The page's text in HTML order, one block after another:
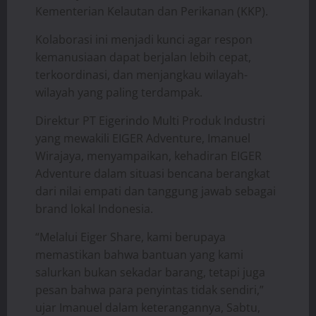
Kementerian Kelautan dan Perikanan (KKP).
Kolaborasi ini menjadi kunci agar respon
kemanusiaan dapat berjalan lebih cepat,
terkoordinasi, dan menjangkau wilayah-
wilayah yang paling terdampak.
Direktur PT Eigerindo Multi Produk Industri
yang mewakili EIGER Adventure, Imanuel
Wirajaya, menyampaikan, kehadiran EIGER
Adventure dalam situasi bencana berangkat
dari nilai empati dan tanggung jawab sebagai
brand lokal Indonesia.
“Melalui Eiger Share, kami berupaya
memastikan bahwa bantuan yang kami
salurkan bukan sekadar barang, tetapi juga
pesan bahwa para penyintas tidak sendiri,”
ujar Imanuel dalam keterangannya, Sabtu,